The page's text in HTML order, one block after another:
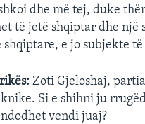
dhe më tej, duke
të jetë shqiptar dhe një
shqiptare, e jo subjekte
Zoti Gjeloshaj,
Si e shihni ju
vendi juaj?